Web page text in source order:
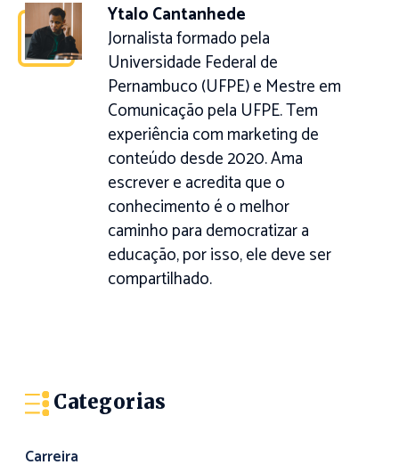
Ytalo Cantanhede
Jornalista formado pela
Universidade Federal de
Pernambuco (UFPE) e Mestre em
Comunicação pela UFPE. Tem
experiência com marketing de
conteúdo desde 2020. Ama
escrever e acredita que o
conhecimento é o melhor
caminho para democratizar a
educação, por isso, ele deve ser
compartilhado.
Categorias
Carreira